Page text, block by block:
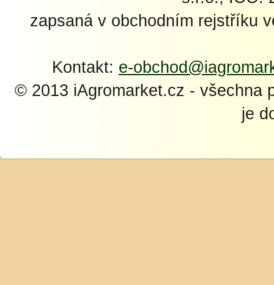
zapsaná v obchodním rejstříku
Kontakt: e-
© 2013 iAgromarket.cz - všechna
je